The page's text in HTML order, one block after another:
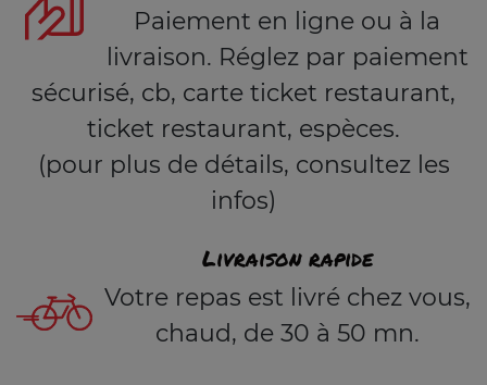
Paiement en ligne ou à la
livraison. Réglez par paiement
sécurisé, cb, carte ticket restaurant,
ticket restaurant, espèces.
(pour plus de détails, consultez les
infos)
Livraison rapide
Votre repas est livré chez vous,
chaud, de 30 à 50 mn.